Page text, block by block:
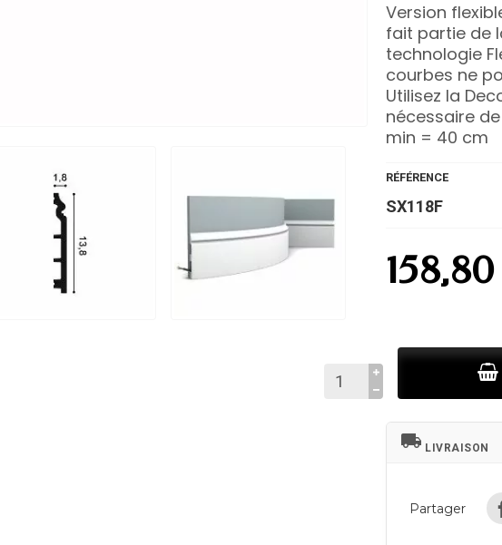
Version
fait partie de
technologie
courbes ne
Utilisez la
nécessaire
min = 40 cm
RÉFÉRENCE
SX118F
local_shipping LIVRAISON
Partager